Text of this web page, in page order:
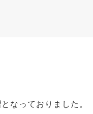
なっておりました。